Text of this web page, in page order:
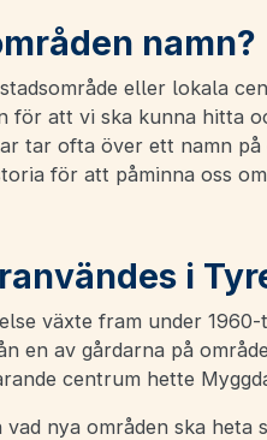
namn?
eller lokala
för att vi ska kunna hitta
tar ofta över ett namn
för att påminna oss
i
växte fram under 1960-
en av gårdarna på
centrum hette
nya områden ska heta